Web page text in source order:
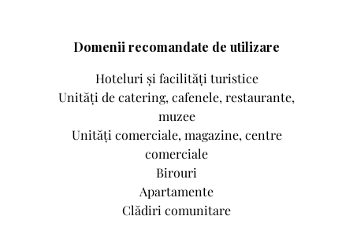
Domenii recomandate de utilizare
Hoteluri și facilități turistice
Unități de catering, cafenele, restaurante,
muzee
Unități comerciale, magazine, centre
comerciale
Birouri
Apartamente
Clădiri comunitare